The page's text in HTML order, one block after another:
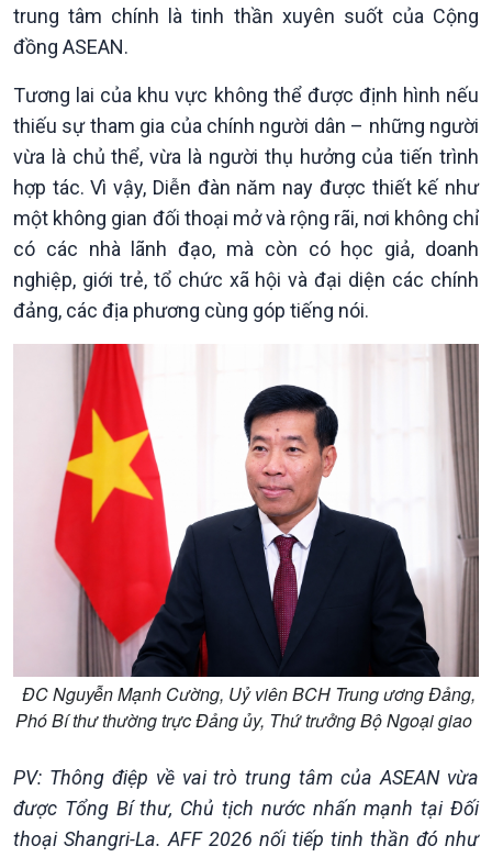
Chuyên mục
Chính trị
Tin Chính trị
Quốc hội với cử tri
Xây dựng đảng
Đảng trong cuộc sống
Nhận diện sự thật
Thế giới
Tin thế giới
Hồ sơ sự kiện quốc tế
Thế giới & Việt Nam
Biên cương - Một dải vững
bền
trung tâm chính là tinh thần xuyên suốt của Cộng
đồng ASEAN.
Tương lai của khu vực không thể được định hình nếu
thiếu sự tham gia của chính người dân – những người
vừa là chủ thể, vừa là người thụ hưởng của tiến trình
hợp tác. Vì vậy, Diễn đàn năm nay được thiết kế như
một không gian đối thoại mở và rộng rãi, nơi không chỉ
có các nhà lãnh đạo, mà còn có học giả, doanh
nghiệp, giới trẻ, tổ chức xã hội và đại diện các chính
đảng, các địa phương cùng góp tiếng nói.
ĐC Nguyễn Mạnh Cường, Uỷ viên BCH Trung ương Đảng,
Phó Bí thư thường trực Đảng ủy, Thứ trưởng Bộ Ngoại giao
PV: Thông điệp về vai trò trung tâm của ASEAN vừa
được Tổng Bí thư, Chủ tịch nước nhấn mạnh tại Đối
thoại Shangri-La. AFF 2026 nối tiếp tinh thần đó như